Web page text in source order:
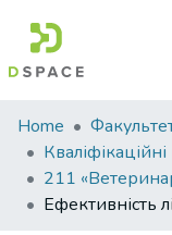
Communities
&
Collections
All of DSpace
Home